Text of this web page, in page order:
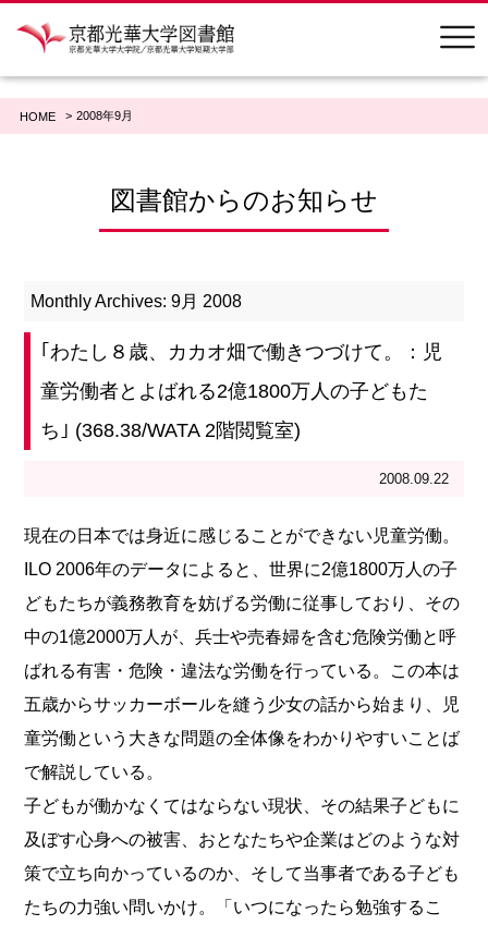
HOME 2008年9月
図書館からのお知らせ
Monthly Archives: 9月 2008
｢わたし８歳、カカオ畑で働きつづけて。：児
童労働者とよばれる2億1800万人の子どもた
ち｣ (368.38/WATA 2階閲覧室)
2008.09.22
現在の日本では身近に感じることができない児童労働。
ILO 2006年のデータによると、世界に2億1800万人の子
どもたちが義務教育を妨げる労働に従事しており、その
中の1億2000万人が、兵士や売春婦を含む危険労働と呼
ばれる有害・危険・違法な労働を行っている。この本は
五歳からサッカーボールを縫う少女の話から始まり、児
童労働という大きな問題の全体像をわかりやすいことば
で解説している。
子どもが働かなくてはならない現状、その結果子どもに
及ぼす心身への被害、おとなたちや企業はどのような対
策で立ち向かっているのか、そして当事者である子ども
たちの力強い問いかけ。「いつになったら勉強するこ